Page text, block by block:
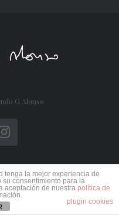
G Alonso
Instagram
tenga la mejor experiencia de
consentimiento para la
aceptación de nuestra política de
plugin cookies